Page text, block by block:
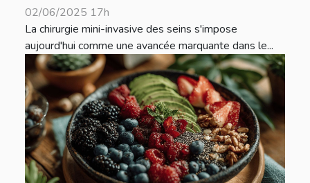
02/06/2025 17h
La chirurgie mini-invasive des seins s'impose
aujourd'hui comme une avancée marquante dans le...